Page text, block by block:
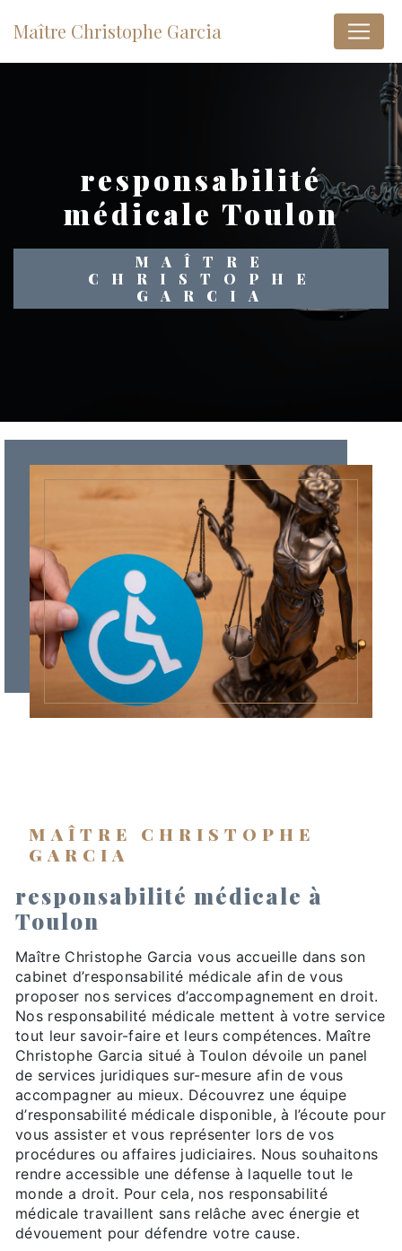
Maître Christophe Garcia
responsabilité
médicale Toulon
MAÎTRE
CHRISTOPHE
GARCIA
MAÎTRE CHRISTOPHE
GARCIA
responsabilité médicale à
Toulon
Maître Christophe Garcia vous accueille dans son
cabinet d’responsabilité médicale afin de vous
proposer nos services d’accompagnement en droit.
Nos responsabilité médicale mettent à votre service
tout leur savoir-faire et leurs compétences. Maître
Christophe Garcia situé à Toulon dévoile un panel
de services juridiques sur-mesure afin de vous
accompagner au mieux. Découvrez une équipe
d’responsabilité médicale disponible, à l’écoute pour
vous assister et vous représenter lors de vos
procédures ou affaires judiciaires. Nous souhaitons
rendre accessible une défense à laquelle tout le
monde a droit. Pour cela, nos responsabilité
médicale travaillent sans relâche avec énergie et
dévouement pour défendre votre cause.